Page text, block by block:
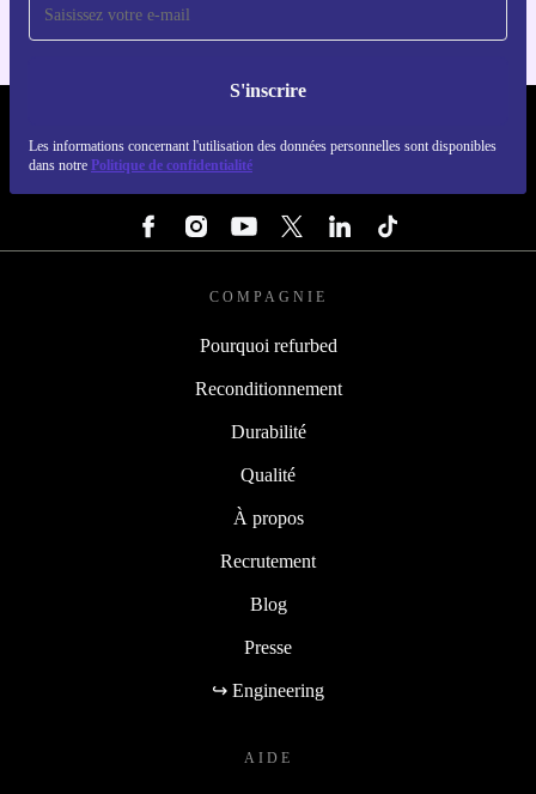
S'inscrire
Les informations concernant l'utilisation des données personnelles sont disponibles
dans notre Politique de confidentialité
COMPAGNIE
Pourquoi refurbed
Reconditionnement
Durabilité
Qualité
À propos
Recrutement
Blog
Presse
↪ Engineering
AIDE